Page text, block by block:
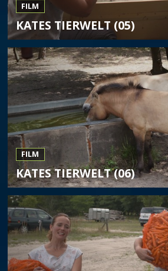
FILM
KATES TIERWELT (05)
FILM
KATES TIERWELT (06)